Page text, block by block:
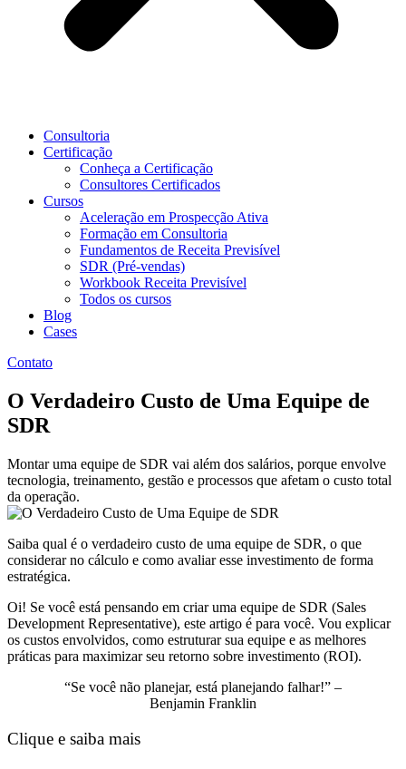
Consultoria
Certificação
Conheça a Certificação
Consultores Certificados
Cursos
Aceleração em Prospecção Ativa
Formação em Consultoria
Fundamentos de Receita Previsível
SDR (Pré-vendas)
Workbook Receita Previsível
Todos os cursos
Blog
Cases
Contato
O Verdadeiro Custo de Uma Equipe de
SDR
Montar uma equipe de SDR vai além dos salários, porque envolve
tecnologia, treinamento, gestão e processos que afetam o custo total
da operação.
Saiba qual é o verdadeiro custo de uma equipe de SDR, o que
considerar no cálculo e como avaliar esse investimento de forma
estratégica.
Oi! Se você está pensando em criar uma equipe de SDR (Sales
Development Representative), este artigo é para você. Vou explicar
os custos envolvidos, como estruturar sua equipe e as melhores
práticas para maximizar seu retorno sobre investimento (ROI).
“Se você não planejar, está planejando falhar!” –
Benjamin Franklin
Clique e saiba mais